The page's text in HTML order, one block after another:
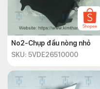
No2-Chụp đầu nòng nhỏ
SKU: 5VDE26510000